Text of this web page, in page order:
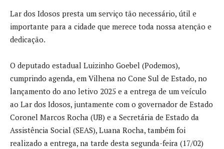
Lar dos Idosos presta um serviço tão necessário, útil e
importante para a cidade que merece toda nossa atenção e
dedicação.
O deputado estadual Luizinho Goebel (Podemos),
cumprindo agenda, em Vilhena no Cone Sul de Estado, no
lançamento do ano letivo 2025 e a entrega de um veículo
ao Lar dos Idosos, juntamente com o governador de Estado
Coronel Marcos Rocha (UB) e a Secretária de Estado da
Assistência Social (SEAS), Luana Rocha, também foi
realizado a entrega, na tarde desta segunda-feira (17/02)